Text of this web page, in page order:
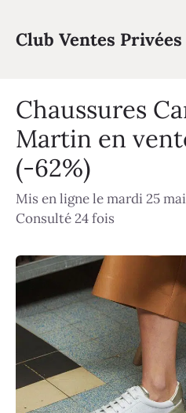
contenu
Club Ventes Privées
Chaussures
Martin en
(-62%)
Mis en ligne le mardi 25
Consulté 24 fois